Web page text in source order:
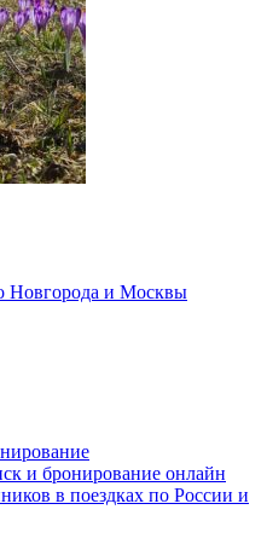
Новгорода и Москвы
и бронирование онлайн
в поездках по России и